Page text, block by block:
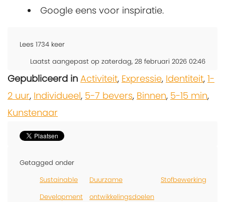
Google eens voor inspiratie.
Lees 1734 keer
Laatst aangepast op zaterdag, 28 februari 2026 02:46
Gepubliceerd in Activiteit, Expressie, Identiteit, 1-
2 uur, Individueel, 5-7 bevers, Binnen, 5-15 min,
Kunstenaar
Getagged onder
Sustainable
Development
Duurzame
ontwikkelingsdoelen
Stofbewerking